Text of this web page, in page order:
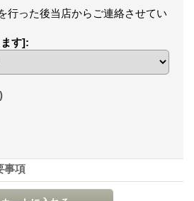
行った後当店からご連絡させてい
す]:
事項